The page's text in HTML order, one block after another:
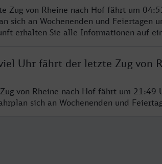
Zug von Rheine nach Hof fährt um
sich an Wochenenden und Feiertagen
erhalten Sie alle Informationen auf
Uhr fährt der letzte Zug von
von Rheine nach Hof fährt um 21:49
sich an Wochenenden und